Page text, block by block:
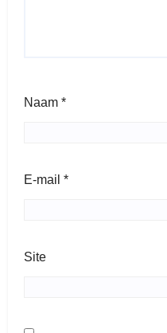
Naam *
E-mail *
Site